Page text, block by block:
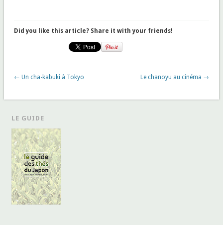
Did you like this article? Share it with your friends!
← Un cha-kabuki à Tokyo Le chanoyu au cinéma →
LE GUIDE